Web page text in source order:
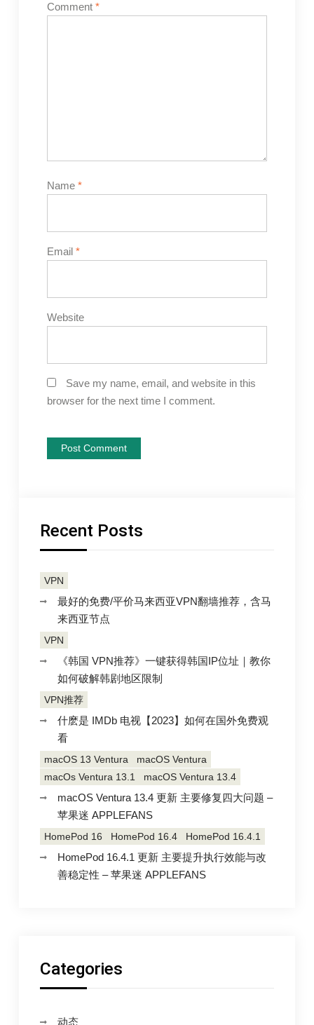
Comment *
Name *
Email *
Website
Save my name, email, and website in this
browser for the next time I comment.
Recent Posts
VPN
最好的免费/平价马来西亚VPN翻墙推荐，含马
来西亚节点
VPN
《韩国 VPN推荐》一键获得韩国IP位址｜教你
如何破解韩剧地区限制
VPN推荐
什麽是 IMDb 电视【2023】如何在国外免费观
看
macOS 13 Ventura
macOS Ventura
macOs Ventura 13.1
macOS Ventura 13.4
macOS Ventura 13.4 更新 主要修复四大问题 –
苹果迷 APPLEFANS
HomePod 16 HomePod 16.4 HomePod 16.4.1
HomePod 16.4.1 更新 主要提升执行效能与改
善稳定性 – 苹果迷 APPLEFANS
Categories
动态